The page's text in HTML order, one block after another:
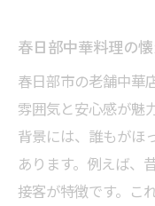
春日部中華料理の
春日部市の老舗中華
雰囲気と安心感が魅
背景には、誰もがほ
あります。例えば、
接客が特徴です。こ